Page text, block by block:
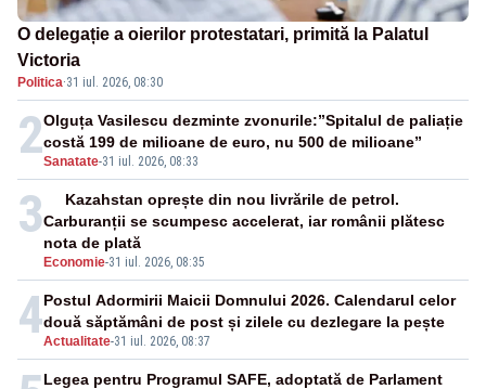
O delegație a oierilor protestatari, primită la Palatul
Victoria
Politica·31 iul. 2026, 08:30
2Sanatate-31 iul. 2026, 08:33
Olguța Vasilescu dezminte zvonurile:”Spitalul de paliație
costă 199 de milioane de euro, nu 500 de milioane”
3
Economie-31 iul. 2026, 08:35
Kazahstan oprește din nou livrările de petrol.
Carburanții se scumpesc accelerat, iar românii plătesc
nota de plată
4Actualitate-31 iul. 2026, 08:37
Postul Adormirii Maicii Domnului 2026. Calendarul celor
două săptămâni de post și zilele cu dezlegare la pește
Legea pentru Programul SAFE, adoptată de Parlament